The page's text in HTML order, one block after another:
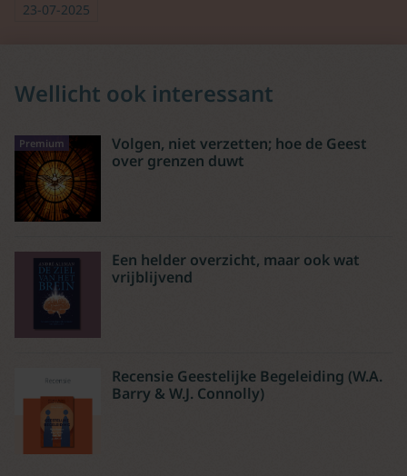
23-07-2025
Wellicht ook interessant
Premium
Volgen, niet verzetten; hoe de Geest
over grenzen duwt
Een helder overzicht, maar ook wat
vrijblijvend
Recensie Geestelijke Begeleiding (W.A.
Barry & W.J. Connolly)